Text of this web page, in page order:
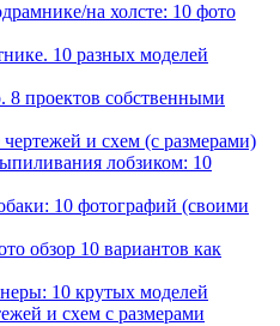
на холсте: 10 фото
10 разных моделей
8 проектов собственными
и схем (с размерами)
лобзиком: 10
10 фотографий (своими
обзор 10 вариантов как
10 крутых моделей
и схем с размерами